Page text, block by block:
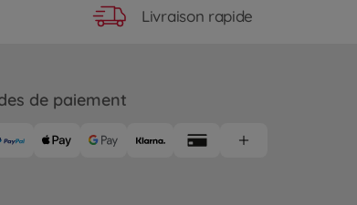
Livraison rapide
de paiement